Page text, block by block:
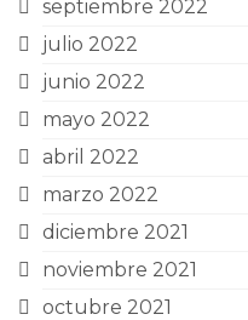
septiembre 2022
julio 2022
junio 2022
mayo 2022
abril 2022
marzo 2022
diciembre 2021
noviembre 2021
octubre 2021